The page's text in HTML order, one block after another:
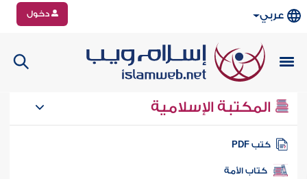
عربي دخول
المكتبة الإسلامية
كتب PDF